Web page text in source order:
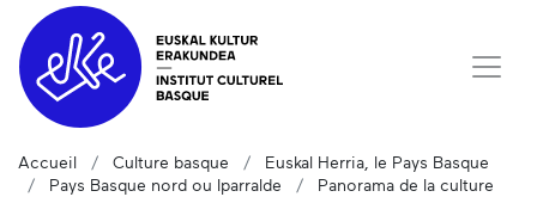
Accueil Culture basque
Euskal Herria, le Pays Basque
Pays Basque nord ou Iparralde
Panorama de la culture